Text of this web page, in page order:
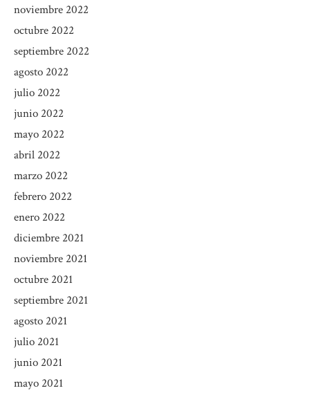
noviembre 2022
octubre 2022
septiembre 2022
agosto 2022
julio 2022
junio 2022
mayo 2022
abril 2022
marzo 2022
febrero 2022
enero 2022
diciembre 2021
noviembre 2021
octubre 2021
septiembre 2021
agosto 2021
julio 2021
junio 2021
mayo 2021